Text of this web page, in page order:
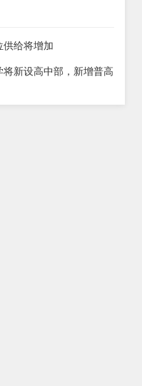
供给将增加
将新设高中部，新增普高